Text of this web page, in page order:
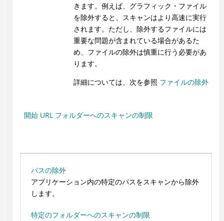
きます。例えば、グラフィック・ファイル
を除外すると、スキャンはより高速に実行
されます。ただし、除外するファイルには
重要な問題が含まれている場合があるた
め、ファイルの除外は慎重に行う必要があ
ります。
詳細については、次を参照 ファイルの除外
開始 URL フォルダーへのスキャンの制限
パスの除外
アプリケーション内の特定のパスをスキャンから除外
します。
特定のフォルダーへのスキャンの制限